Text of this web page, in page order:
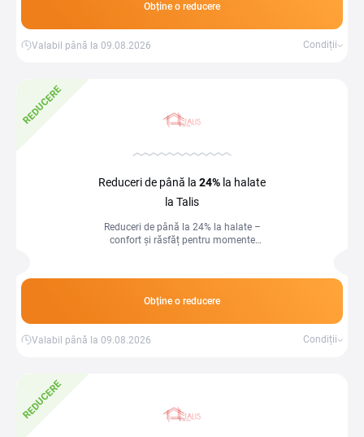
Obține o reducere
Valabil până la 09.08.2026 Condiții
REDUCERE
Reduceri de până la 24% la halate
la Talis
Reduceri de până la 24% la halate –
confort și răsfăț pentru momente
Obține o reducere
Valabil până la 09.08.2026 Condiții
REDUCERE